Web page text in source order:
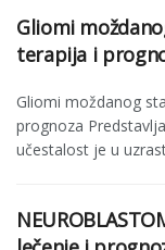
Gliomi
terapija i
Gliomi moždanog
prognoza
učestalost je u